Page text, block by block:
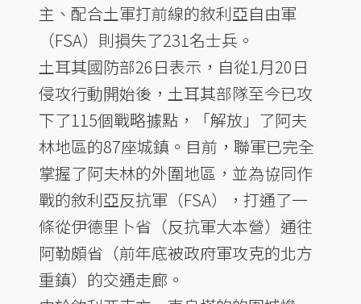
主、配合土軍打前線的敘利亞自由軍
（FSA）則損失了231名士兵。
土耳其國防部26日表示，自從1月20日
侵攻行動開始後，土耳其部隊至今已攻
下了115個戰略據點，「解放」了阿夫
林地區的87座城鎮。目前，聯軍已完全
掌握了阿夫林的外圍地區，並為協同作
戰的敘利亞反抗軍（FSA），打通了一
條從伊德里卜省（反抗軍大本營）通往
阿勒頗省（前年底被政府軍攻克的北方
重鎮）的交通走廊。